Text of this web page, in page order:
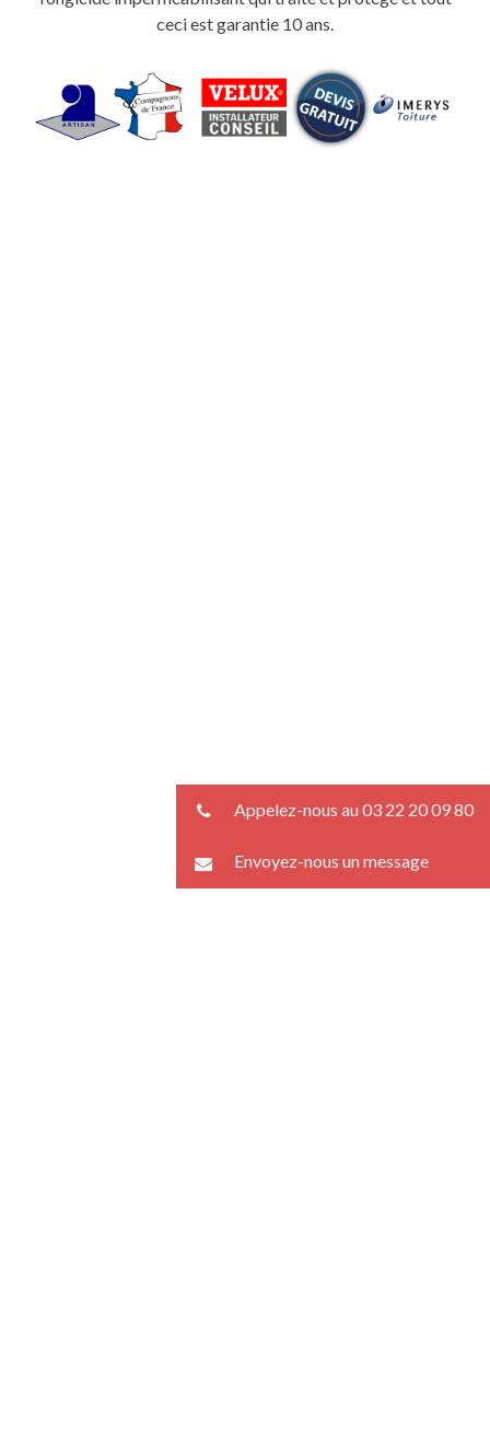
ceci est garantie 10 ans.
Appelez-nous au 03 22 20 09 80
Envoyez-nous un message